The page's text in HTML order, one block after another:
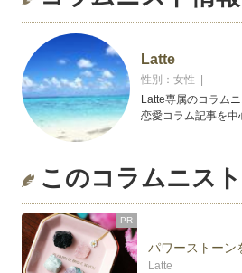
Latte
性別：女性 |
Latte専属のコラムニ
恋愛コラム記事を中
このコラムニス
PR
パワーストーン
Latte